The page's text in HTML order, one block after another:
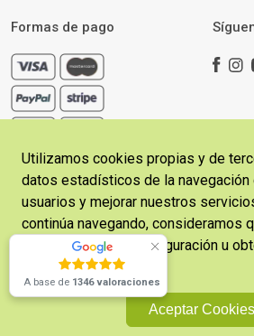
Formas de pago
Copyright © 2026 CosladaFon |
Ecommerce
Política de Privacidad
Política de Cookies
A base de 1346 valoraciones
Utilizamos cookies propias y de
datos estadísticos de la navegación
usuarios y mejorar nuestros
continúa navegando, consideramos
Puede cambiar la configuración u
informaciónaquí
Aceptar Cookies